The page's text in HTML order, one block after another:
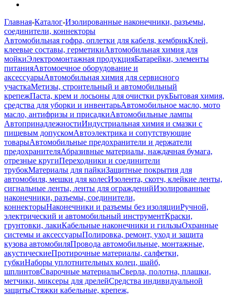
Главная-Каталог-Изолированные наконечники, разъемы,
соединители, коннекторы
Автомобильная гофра, оплетки для кабеля, кембрикКлей,
клеевые составы, герметикиАвтомобильная химия для
мойкиЭлектромонтажная продукцияБатарейки, элементы
питанияАвтомоечное оборудование и
аксессуарыАвтомобильная химия для сервисного
участкаМетизы, строительный и автомобильный
крепежПаста, крем и лосьоны для очистки рукБытовая химия,
средства для уборки и инвентарьАвтомобильное масло, мото
масло, антифризы и присадкиАвтомобильные лампы
АвтопринадлежностиИндустриальная химия и смазки с
пищевым допускомАвтоэлектрика и сопутствующие
товарыАвтомобильные предохранители и держатели
предохранителяАбразивные материалы, наждачная бумага,
отрезные кругиПереходники и соединители
трубокМатериалы для пайкиЗащитные покрытия для
автомобиля, мешки для колесИзолента, скотч, клейкие ленты,
сигнальные ленты, ленты для огражденийИзолированные
наконечники, разъемы, соединители,
коннекторыНаконечники и разъемы без изоляцииРучной,
электрический и автомобильный инструментКраски,
грунтовки, лакиКабельные наконечники и гильзыОхранные
системы и аксессуарыПолировка, ремонт, уход и защита
кузова автомобиляПровода автомобильные, монтажные,
акустическиеПротирочные материалы, салфетки,
губкиНаборы уплотнительных колец, шайб,
шплинтовСварочные материалыСверла, полотна, плашки,
метчики, миксеры для дрелейСредства индивидуальной
защитыСтяжки кабельные, крепеж,